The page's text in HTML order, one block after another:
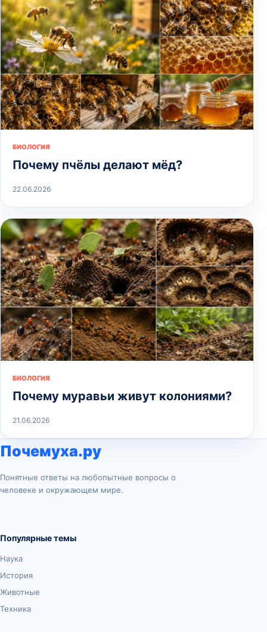
БИОЛОГИЯ
Почему пчёлы делают мёд?
22.06.2026
БИОЛОГИЯ
Почему муравьи живут колониями?
21.06.2026
Почемуха.ру
Понятные ответы на любопытные вопросы о
человеке и окружающем мире.
Популярные темы
Наука
История
Животные
Техника